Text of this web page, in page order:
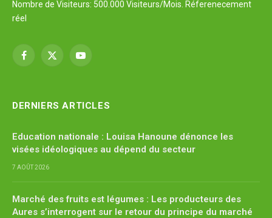
Nombre de Visiteurs: 500.000 Visiteurs/Mois. Réferenecement
réel
Facebook
X
YouTube
DERNIERS ARTICLES
Education nationale : Louisa Hanoune dénonce les
visées idéologiques au dépend du secteur
7 AOÛT 2026
Marché des fruits est légumes : Les producteurs des
Aures s’interrogent sur le retour du principe du marché